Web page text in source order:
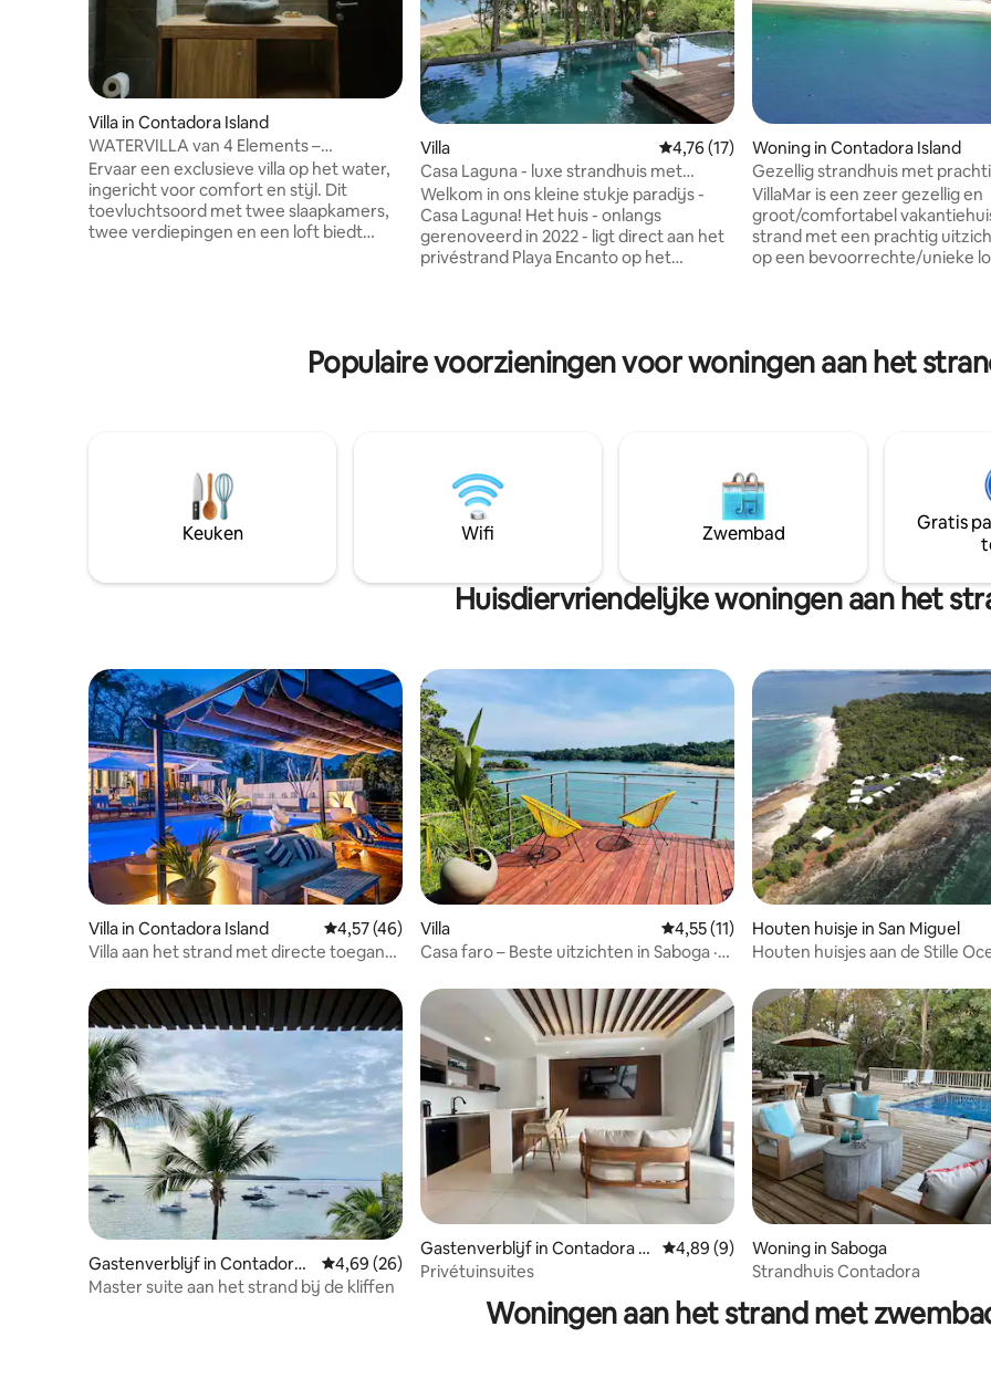
Villa in Contadora Island
WATERVILLA van 4 Elements –
Contadora-eiland
Ervaar een exclusieve villa op het water,
ingericht voor comfort en stijl. Dit
toevluchtsoord met twee slaapkamers,
twee verdiepingen en een loft biedt
technologie, waaronder snelle wifi en
gasten. Perfect voor groepen van
slechts 7 personen.
Villa Gemiddelde beoordeling van 4,76 uit 5, 17
4,76 (17)
Casa Laguna - luxe strandhuis met
zwembad
Welkom in ons kleine stukje paradijs -
Casa Laguna! Het huis - onlangs
gerenoveerd in 2022 - ligt direct aan het
privéstrand Playa Encanto op het
strand en de zonsondergang. Het open
concepthuis biedt 3
hoogtepunt zijn de buitenruimtes, de
fitnessruimte en de toegang tot het
strand.
Woning in Contadora Island
Gezellig strandhuis met
op zee
VillaMar is een zeer gezellig en
groot/comfortabel
strand met een prachtig
op een bevoorrechte/unieke
mogelijk / beschikbaar!) Het is perfect
voor gezinnen, koppels of
van hun dagelijks leven.
juli-okt.
Populaire voorzieningen voor woningen aan het
Keuken Wifi Zwembad
Gratis
Huisdiervriendelijke woningen aan het
Villa in Contadora Island Gemiddelde beoordeling van 4,57 uit 5, 46 recensies
4,57 (46)
Villa aan het strand met directe toegang
Villa Gemiddelde beoordeling van 4,55 uit 5, 11
4,55 (11)
Casa faro – Beste uitzichten in Saboga ·
Houten huisje in San Miguel
Houten huisjes aan de Stille
Gastenverblijf in Contadora I
sland
Gemiddelde beoordeling van 4,69 uit 5, 26 recensies
4,69 (26)
Master suite aan het strand bij de kliffen
Gastenverblijf in Contadora Isl
and
Gemiddelde beoordeling van 4,89 uit 5, 9
4,89 (9)
Privétuinsuites
Woning in Saboga
Strandhuis Contadora
Woningen aan het strand met